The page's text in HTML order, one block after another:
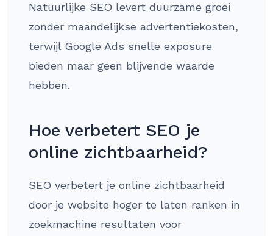
Natuurlijke SEO levert duurzame groei
zonder maandelijkse advertentiekosten,
terwijl Google Ads snelle exposure
bieden maar geen blijvende waarde
hebben.
Hoe verbetert SEO je
online zichtbaarheid?
SEO verbetert je online zichtbaarheid
door je website hoger te laten ranken in
zoekmachine resultaten voor